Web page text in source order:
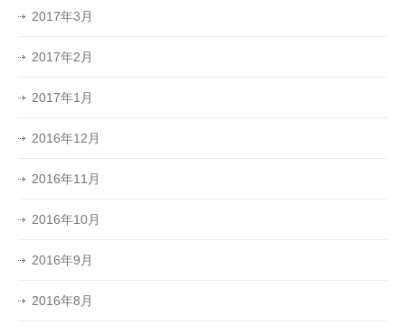
2017年3月
2017年2月
2017年1月
2016年12月
2016年11月
2016年10月
2016年9月
2016年8月